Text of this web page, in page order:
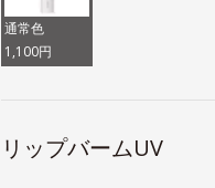
通常色
1,100円
リップバームUV